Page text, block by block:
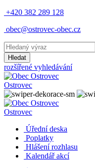
+420 382 289 128
obec@ostrovec-obec.cz
Hledat
rozšířené vyhledávání
Ostrovec
Ostrovec
Úřední deska
Poplatky
Hlášení rozhlasu
Kalendář akcí